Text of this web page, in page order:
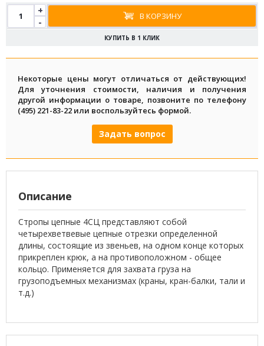
+
-
В КОРЗИНУ
КУПИТЬ В 1 КЛИК
Некоторые цены могут отличаться от действующих!
Для уточнения стоимости, наличия и получения
другой информации о товаре, позвоните по телефону
(495) 221-83-22 или воспользуйтесь формой.
Задать вопрос
Описание
Стропы цепные 4СЦ представляют собой
четырехветвевые цепные отрезки определенной
длины, состоящие из звеньев, на одном конце которых
прикреплен крюк, а на противоположном - общее
кольцо. Применяется для захвата груза на
грузоподъемных механизмах (краны, кран-балки, тали и
т.д.)